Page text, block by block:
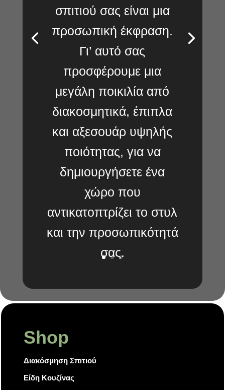
σπιτιού σας είναι μια
προσωπική έκφραση.
Γι’ αυτό σας
προσφέρουμε μια
μεγάλη ποικιλία από
διακοσμητικά, έπιπλα
και αξεσουάρ υψηλής
ποιότητας, για να
δημιουργήσετε ένα
χώρο που
αντικατοπτρίζει το στυλ
και την προσωπικότητά
σας.
Shop
Διακόσμηση Σπιτιού
Είδη Κουζίνας